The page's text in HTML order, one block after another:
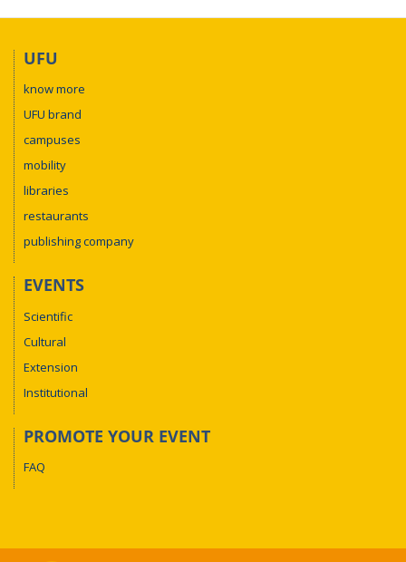
UFU
know more
UFU brand
campuses
mobility
libraries
restaurants
publishing company
EVENTS
Scientific
Cultural
Extension
Institutional
PROMOTE YOUR EVENT
FAQ